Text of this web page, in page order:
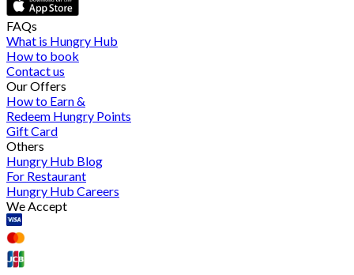
FAQs
What is Hungry Hub
How to book
Contact us
Our Offers
How to Earn &
Redeem Hungry Points
Gift Card
Others
Hungry Hub Blog
For Restaurant
Hungry Hub Careers
We Accept